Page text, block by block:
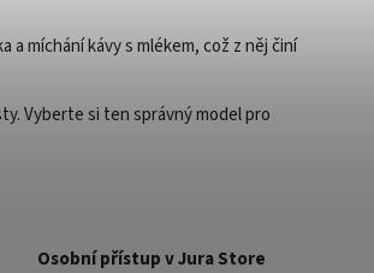
míchání kávy s mlékem, což z něj činí
Vyberte si ten správný model pro
Osobní přístup v Jura Store